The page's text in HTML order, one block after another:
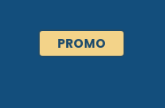
PROMO